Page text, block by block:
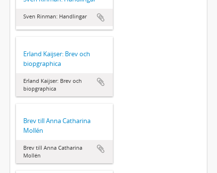
Sven Rinman: Handlingar
Erland Kaijser: Brev och
biopgraphica
Erland Kaijser: Brev och
biopgraphica
Brev till Anna Catharina
Mollén
Brev till Anna Catharina
Mollén